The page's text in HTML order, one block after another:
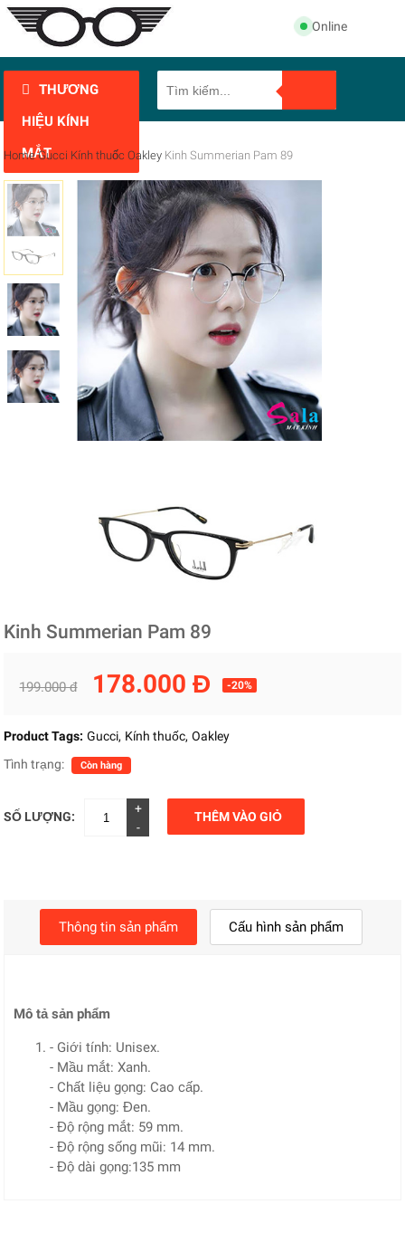
Online
THƯƠNG
HIỆU KÍNH
MẮT
Home Gucci Kính thuốc Oakley Kinh Summerian Pam 89
Kinh Summerian Pam 89
199.000 đ 178.000 Đ -20%
Product Tags: Gucci Kính thuốc Oakley
Tình trạng:
Còn hàng
SỐ LƯỢNG:
+
-
THÊM VÀO GIỎ
Thông tin sản phẩm Cấu hình sản phẩm
Mô tả sản phẩm
- Giới tính: Unisex.
- Mầu mắt: Xanh.
- Chất liệu gọng: Cao cấp.
- Mầu gọng: Đen.
- Độ rộng mắt: 59 mm.
- Độ rộng sống mũi: 14 mm.
- Độ dài gọng:135 mm